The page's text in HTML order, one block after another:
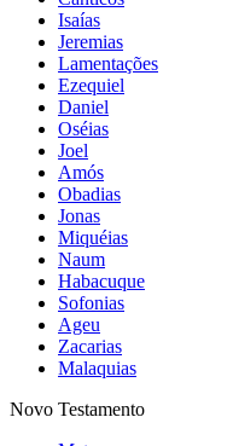
Isaías
Jeremias
Lamentações
Ezequiel
Daniel
Oséias
Joel
Amós
Obadias
Jonas
Miquéias
Naum
Habacuque
Sofonias
Ageu
Zacarias
Malaquias
Novo Testamento